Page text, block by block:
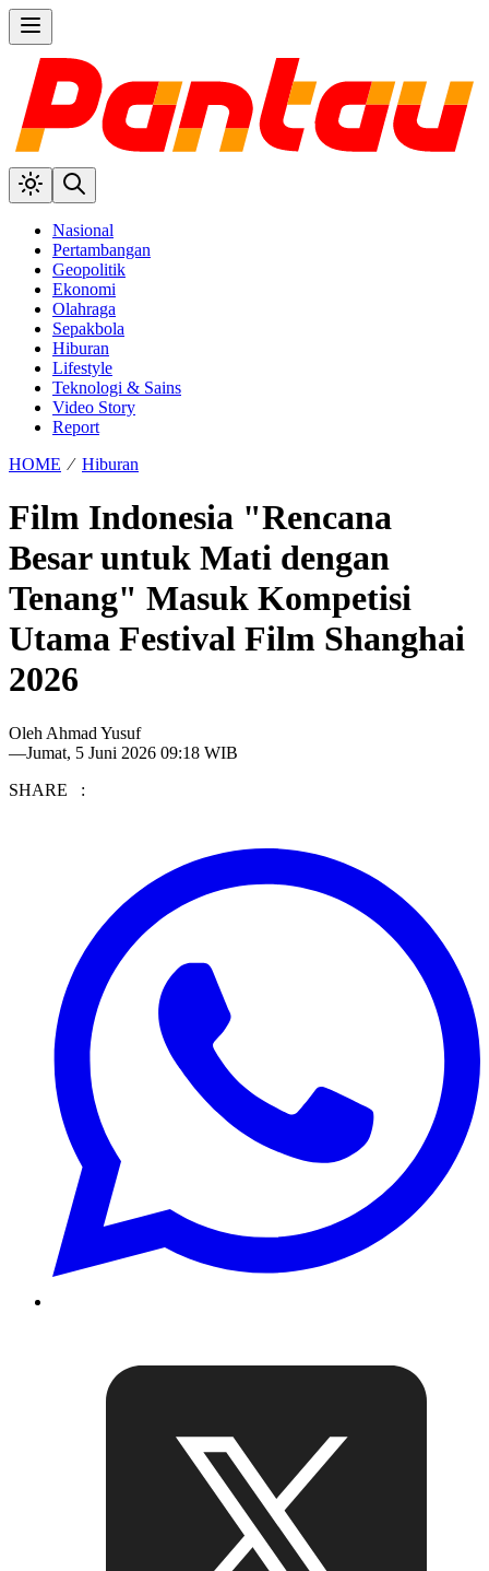
Nasional
Pertambangan
Geopolitik
Ekonomi
Olahraga
Sepakbola
Hiburan
Lifestyle
Teknologi & Sains
Video Story
Report
HOME ⁄ Hiburan
Film Indonesia "Rencana
Besar untuk Mati dengan
Tenang" Masuk Kompetisi
Utama Festival Film Shanghai
2026
Oleh Ahmad Yusuf
—Jumat, 5 Juni 2026 09:18 WIB
SHARE :